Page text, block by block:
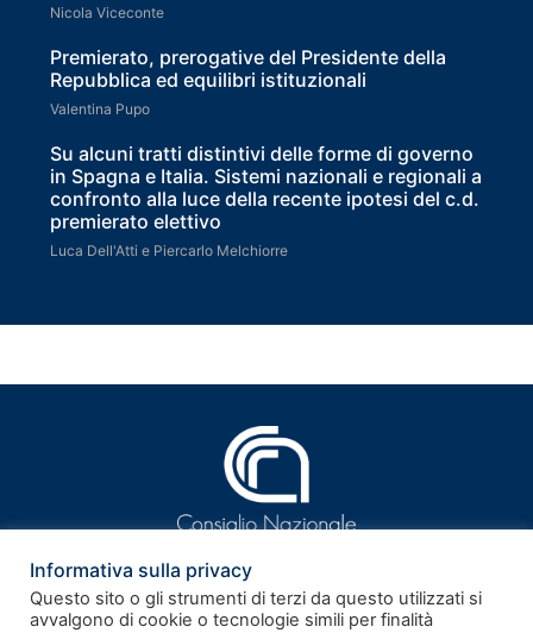
Nicola Viceconte
Premierato, prerogative del Presidente della
Repubblica ed equilibri istituzionali
Valentina Pupo
Su alcuni tratti distintivi delle forme di governo
in Spagna e Italia. Sistemi nazionali e regionali a
confronto alla luce della recente ipotesi del c.d.
premierato elettivo
Luca Dell'Atti e Piercarlo Melchiorre
Informativa sulla privacy
Questo sito o gli strumenti di terzi da questo utilizzati si
avvalgono di cookie o tecnologie simili per finalità